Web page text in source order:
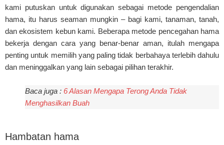
kami putuskan untuk digunakan sebagai metode pengendalian
hama, itu harus seaman mungkin – bagi kami, tanaman, tanah,
dan ekosistem kebun kami. Beberapa metode pencegahan hama
bekerja dengan cara yang benar-benar aman, itulah mengapa
penting untuk memilih yang paling tidak berbahaya terlebih dahulu
dan meninggalkan yang lain sebagai pilihan terakhir.
Baca juga : 6 Alasan Mengapa Terong Anda Tidak
Menghasilkan Buah
Hambatan hama